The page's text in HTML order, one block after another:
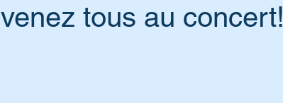
venez tous au concert!